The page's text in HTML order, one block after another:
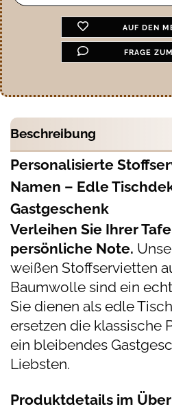
AUF DEN
FRAGE
Beschreibung
Personalisierte
Namen – Edle
Gastgeschenk
Verleihen Sie Ihrer
persönliche Note.
weißen Stoffservietten
Baumwolle sind ein
Sie dienen als edle
ersetzen die klassische
ein bleibendes
Liebsten.
Produktdetails im